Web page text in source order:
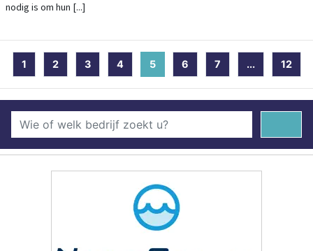
nodig is om hun [...]
1 2 3 4 5(current)
6 7 ... 12